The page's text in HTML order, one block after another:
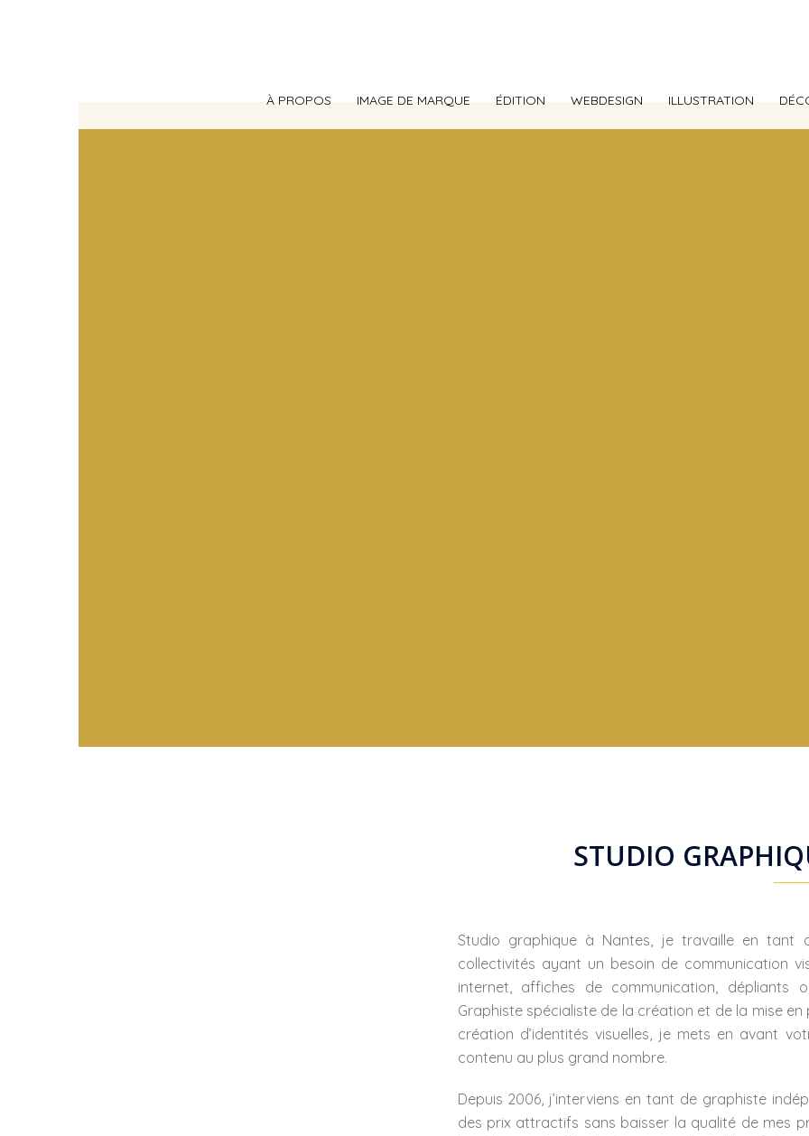
À PROPOS IMAGE DE MARQUE ÉDITION WEBDESIGN ILLUSTRATION
STUDIO
Studio graphique à Nantes, je travaille en tant
collectivités ayant un besoin de communication
internet, affiches de communication, dépliants
Graphiste spécialiste de la création et de la mise
création d’identités visuelles, je mets en avant
contenu au plus grand nombre.
Depuis 2006, j’interviens en tant de graphiste
des prix attractifs sans baisser la qualité de mes